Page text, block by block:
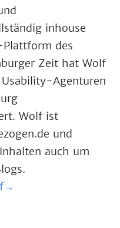
inhouse
des
Zeit hat Wolf
Agenturen
Wolf ist
und
auch um